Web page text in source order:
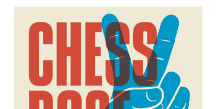
die Figuren üblicherweise hingehen. Und startet
man die neue Monte-Carlo-Analyse, zeigt auch
hier das Brett die häufigsten Figurenpfade.